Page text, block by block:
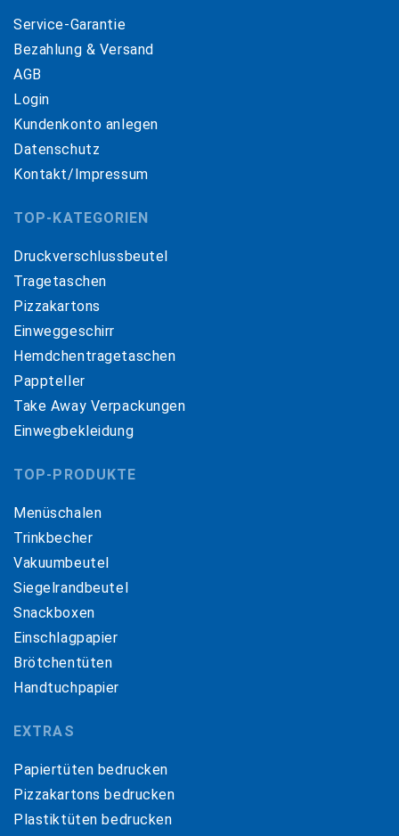
Service-Garantie
Bezahlung & Versand
AGB
Login
Kundenkonto anlegen
Datenschutz
Kontakt/Impressum
TOP-KATEGORIEN
Druckverschlussbeutel
Tragetaschen
Pizzakartons
Einweggeschirr
Hemdchentragetaschen
Pappteller
Take Away Verpackungen
Einwegbekleidung
TOP-PRODUKTE
Menüschalen
Trinkbecher
Vakuumbeutel
Siegelrandbeutel
Snackboxen
Einschlagpapier
Brötchentüten
Handtuchpapier
EXTRAS
Papiertüten bedrucken
Pizzakartons bedrucken
Plastiktüten bedrucken